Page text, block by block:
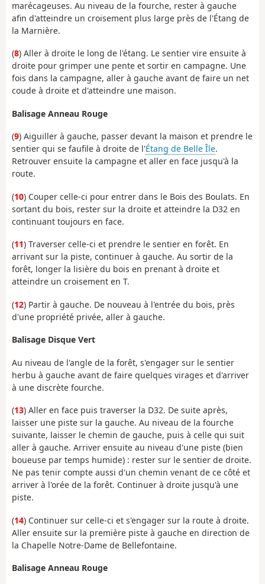
marécageuses. Au niveau de la fourche, rester à gauche
afin d'atteindre un croisement plus large près de l'Étang de
la Marnière.
(8) Aller à droite le long de l'étang. Le sentier vire ensuite à
droite pour grimper une pente et sortir en campagne. Une
fois dans la campagne, aller à gauche avant de faire un net
coude à droite et d'atteindre une maison.
Balisage Anneau Rouge
(9) Aiguiller à gauche, passer devant la maison et prendre le
sentier qui se faufile à droite de l'Étang de Belle Île.
Retrouver ensuite la campagne et aller en face jusqu'à la
route.
(10) Couper celle-ci pour entrer dans le Bois des Boulats. En
sortant du bois, rester sur la droite et atteindre la D32 en
continuant toujours en face.
(11) Traverser celle-ci et prendre le sentier en forêt. En
arrivant sur la piste, continuer à gauche. Au sortir de la
forêt, longer la lisière du bois en prenant à droite et
atteindre un croisement en T.
(12) Partir à gauche. De nouveau à l'entrée du bois, près
d'une propriété privée, aller à gauche.
Balisage Disque Vert
Au niveau de l'angle de la forêt, s'engager sur le sentier
herbu à gauche avant de faire quelques virages et d'arriver
à une discrète fourche.
(13) Aller en face puis traverser la D32. De suite après,
laisser une piste sur la gauche. Au niveau de la fourche
suivante, laisser le chemin de gauche, puis à celle qui suit
aller à gauche. Arriver ensuite au niveau d'une piste (bien
boueuse par temps humide) : rester sur le sentier de droite.
Ne pas tenir compte aussi d'un chemin venant de ce côté et
arriver à l'orée de la forêt. Continuer à droite jusqu'à une
piste.
(14) Continuer sur celle-ci et s'engager sur la route à droite.
Aller ensuite sur la première piste à gauche en direction de
la Chapelle Notre-Dame de Bellefontaine.
Balisage Anneau Rouge